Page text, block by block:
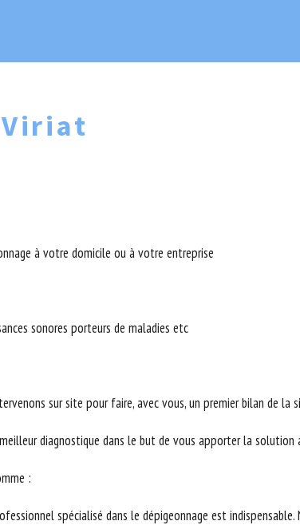
à votre domicile ou à votre entreprise
sonores porteurs de maladies etc
sur site pour faire, avec vous, un premier bilan de la
diagnostique dans le but de vous apporter la solution
:
spécialisé dans le dépigeonnage est indispensable.